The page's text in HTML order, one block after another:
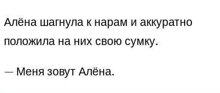
Алёна шагнула к нарам и аккуратно
положила на них свою сумку.
— Меня зовут Алёна.